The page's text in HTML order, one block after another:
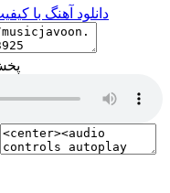
دانلود آهنگ با کیفیت